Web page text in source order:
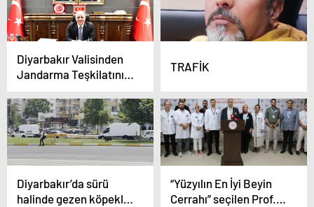
Diyarbakır Valisinden
Jandarma Teşkilatının
Dönümü Kutlama
Mesajı
TRAFİK
Diyarbakır’da sürü
halinde gezen köpekler
“Yüzyılın En İyi Beyin
Cerrahı” seçilen Prof.